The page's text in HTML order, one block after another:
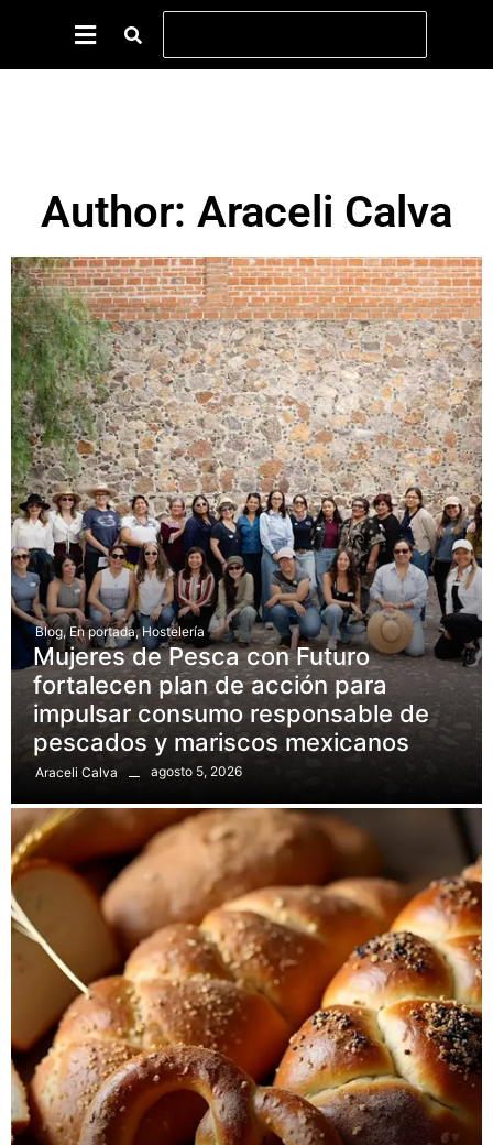
Author: Araceli Calva
Blog, En portada, Hostelería
Mujeres de Pesca con Futuro
fortalecen plan de acción para
impulsar consumo responsable de
pescados y mariscos mexicanos
Araceli Calva agosto 5, 2026